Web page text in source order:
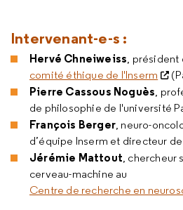
Intervenant-e-s :
Hervé Chneiweiss, président
comité éthique de l'Inserm
Pierre Cassous Noguès,
de philosophie de l'université
François Berger, neuro-
d’équipe Inserm et directeur de
Jérémie Mattout, chercheur
cerveau-machine au
Centre de recherche en